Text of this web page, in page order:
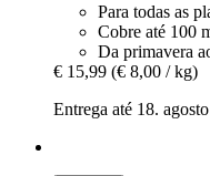
Para todas as
Cobre até 100
Da primavera
€ 15,99 (€ 8,00 / kg)
Entrega até 18. agosto